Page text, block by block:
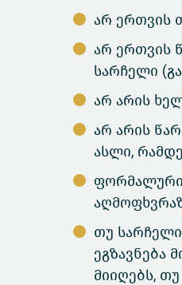
არ ერთვის
არ ერთვის
სარჩელი
არ არის
არ არის
ასლი,
ფორმალური
თუ
ეგზავნება
მიიღებს,